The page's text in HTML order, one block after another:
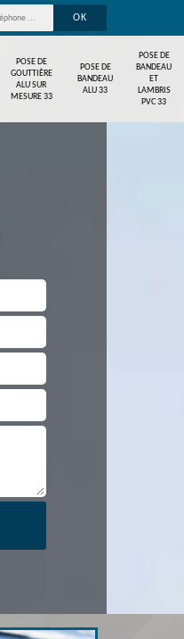
POSE DE
GOUTTIÈRE
ALU SUR
MESURE 33
POSE DE
BANDEAU
ALU 33
POSE DE
BANDEAU
ET
LAMBRIS
PVC 33